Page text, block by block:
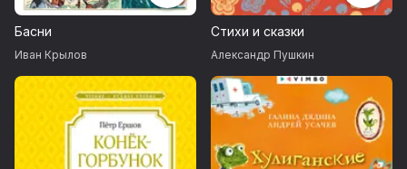
Басни
Иван Крылов
Стихи и сказки
Александр Пушкин